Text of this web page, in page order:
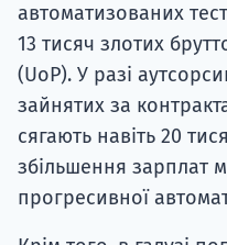
автоматизованих
13 тисяч злотих
(UoP). У разі
зайнятих за
сягають навіть 20
збільшення зарплат
прогресивної